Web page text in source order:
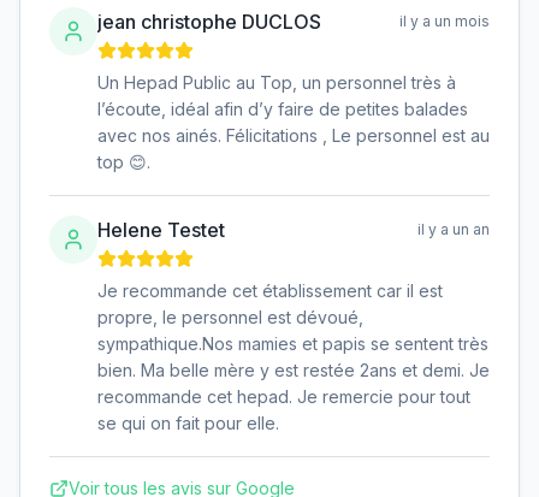
jean christophe DUCLOS il y a un mois
Un Hepad Public au Top, un personnel très à
l’écoute, idéal afin d’y faire de petites balades
avec nos ainés. Félicitations , Le personnel est au
top 😊.
Helene Testet il y a un an
Je recommande cet établissement car il est
propre, le personnel est dévoué,
sympathique.Nos mamies et papis se sentent très
bien. Ma belle mère y est restée 2ans et demi. Je
recommande cet hepad. Je remercie pour tout
se qui on fait pour elle.
Voir tous les avis sur Google